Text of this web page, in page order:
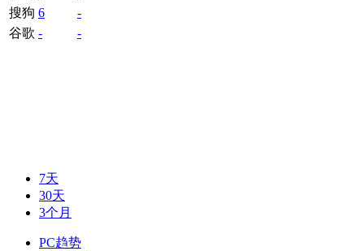
搜狗 6
-
谷歌 - -
7天
30天
3个月
PC趋势